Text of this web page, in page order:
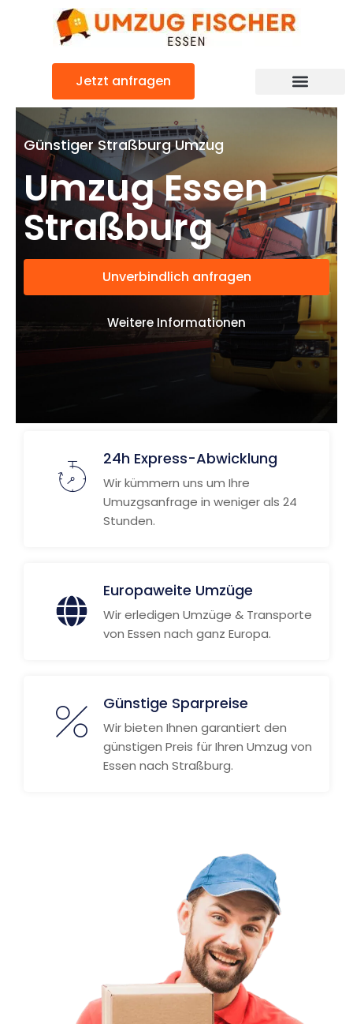
Jetzt anfragen
Günstiger Straßburg Umzug
Umzug Essen
Straßburg
Unverbindlich anfragen
Weitere Informationen
24h Express-Abwicklung
Wir kümmern uns um Ihre
Umuzgsanfrage in weniger als 24
Stunden.
Europaweite Umzüge
Wir erledigen Umzüge & Transporte
von Essen nach ganz Europa.
Günstige Sparpreise
Wir bieten Ihnen garantiert den
günstigen Preis für Ihren Umzug von
Essen nach Straßburg.